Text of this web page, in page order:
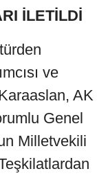
İLETİLDİ
ve
AK
Genel
Milletvekili